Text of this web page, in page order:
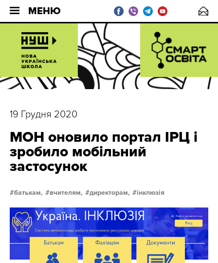
МЕНЮ
19 Грудня 2020
МОН оновило портал ІРЦ і
зробило мобільний
застосунок
батькам, вчителям, директорам, інклюзія